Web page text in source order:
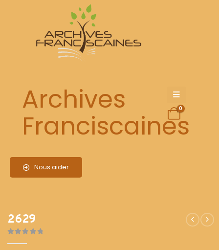
Archives
Franciscaines
Nous aider
0
2629